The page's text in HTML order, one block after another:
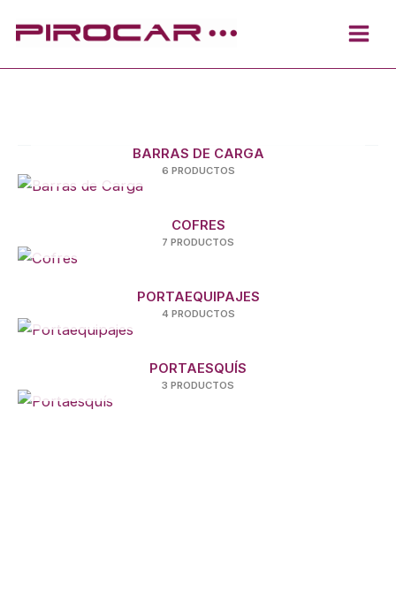
BARRAS DE CARGA
6 PRODUCTOS
COFRES
7 PRODUCTOS
PORTAEQUIPAJES
4 PRODUCTOS
PORTAESQUÍS
3 PRODUCTOS